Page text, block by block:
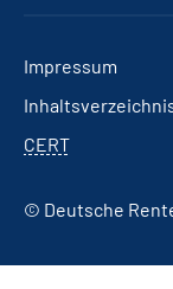
Impressum
CERT
© Deutsche